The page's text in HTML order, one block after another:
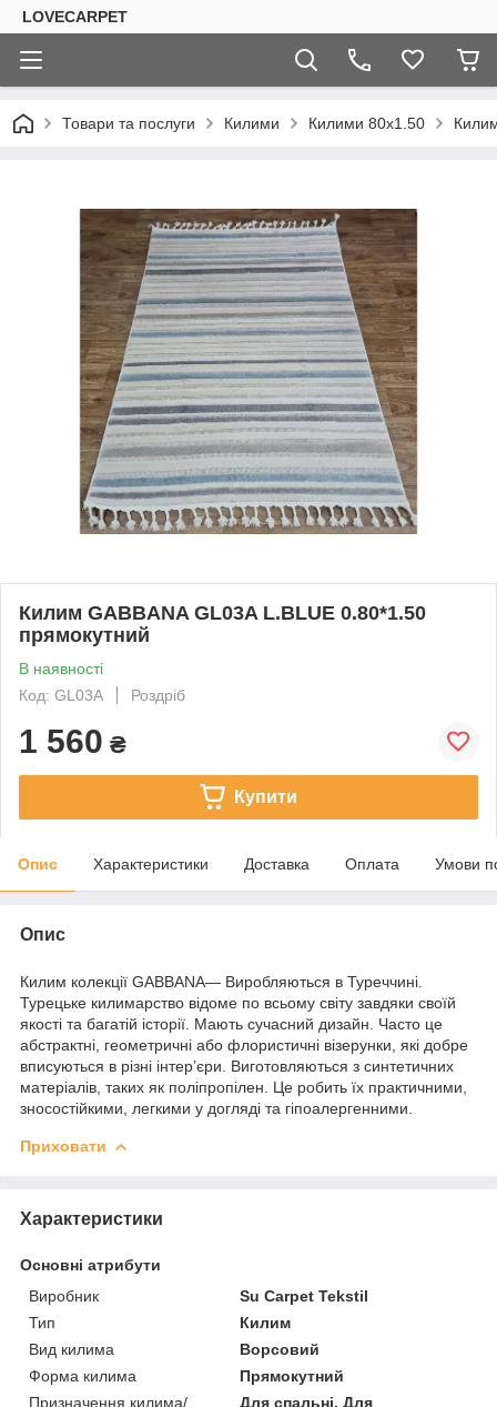
LOVECARPET
Товари та послуги Килими Килими 80х1.50
Килим GABBANA GL03A L.BLUE 0.80*1.50
прямокутний
В наявності
Код: GL03A
Роздріб
1 560 ₴
Купити
Опис Характеристики Доставка Оплата Умови
Опис
Килим колекції GABBANA— Виробляються в Туреччині.
Турецьке килимарство відоме по всьому світу завдяки своїй
якості та багатій історії. Мають сучасний дизайн. Часто це
абстрактні, геометричні або флористичні візерунки, які добре
вписуються в різні інтер’єри. Виготовляються з синтетичних
матеріалів, таких як поліпропілен. Це робить їх практичними,
зносостійкими, легкими у догляді та гіпоалергенними.
Приховати
Характеристики
Основні атрибути
Виробник
Su Carpet Tekstil
Тип
Килим
Вид килима
Ворсовий
Форма килима
Прямокутний
Призначення килима/
Для спальні, Для